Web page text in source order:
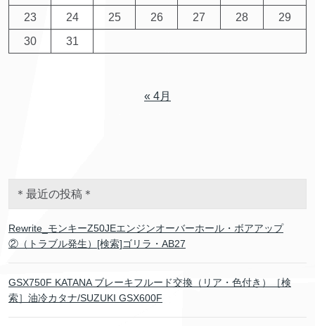
23
24 25 26 27 28
29
30
31
« 4月
＊最近の投稿＊
Rewrite_モンキーZ50JEエンジンオーバーホール・ボアアップ
②（トラブル発生）[検索]ゴリラ・AB27
GSX750F KATANA ブレーキフルード交換（リア・色付き）［検
索］油冷カタナ/SUZUKI GSX600F